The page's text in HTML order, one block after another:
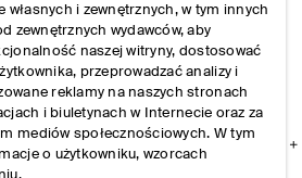
własnych i zewnętrznych, w tym innych
zewnętrznych wydawców, aby
naszej witryny, dostosować
przeprowadzać analizy i
reklamy na naszych stronach
i biuletynach w Internecie oraz za
mediów społecznościowych. W tym
o użytkowniku, wzorcach